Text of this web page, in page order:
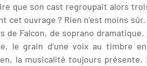
que son cast regroupait alors
cet ouvrage ? Rien n’est moins
Falcon, de soprano
le grain d’une voix au timbre
la musicalité toujours présente,